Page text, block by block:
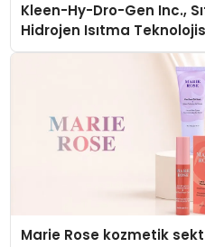
Kleen-Hy-Dro-Gen Inc.,
Hidrojen Isıtma
Düzenleyici Onaylarını
Marie Rose kozmetik